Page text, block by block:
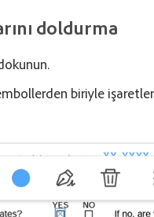
doldurma
biriyle